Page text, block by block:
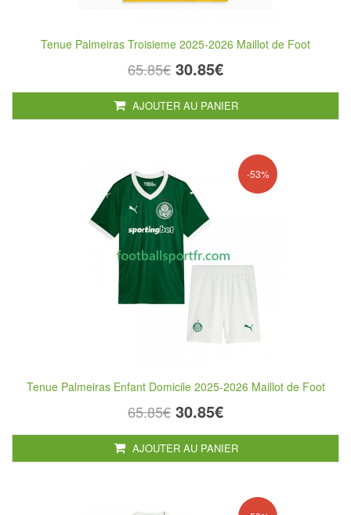
Tenue Palmeiras Troisieme 2025-2026 Maillot de Foot
65.85€ 30.85€
AJOUTER AU PANIER
-53%
Tenue Palmeiras Enfant Domicile 2025-2026 Maillot de Foot
65.85€ 30.85€
AJOUTER AU PANIER